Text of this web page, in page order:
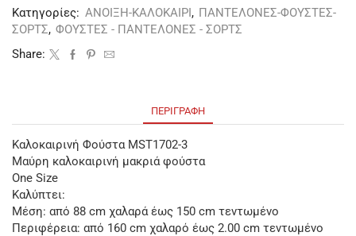
Κατηγορίες: ΑΝΟΙΞΗ-ΚΑΛΟΚΑΙΡΙ, ΠΑΝΤΕΛΟΝΕΣ-ΦΟΥΣΤΕΣ-
ΣΟΡΤΣ, ΦΟΥΣΤΕΣ - ΠΑΝΤΕΛΟΝΕΣ - ΣΟΡΤΣ
Share:
ΠΕΡΙΓΡΑΦΉ
Καλοκαιρινή Φούστα ΜST1702-3
Μαύρη καλοκαιρινή μακριά φούστα
One Size
Καλύπτει:
Μέση: από 88 cm χαλαρά έως 150 cm τεντωμένο
Περιφέρεια: από 160 cm χαλαρό έως 2.00 cm τεντωμένο